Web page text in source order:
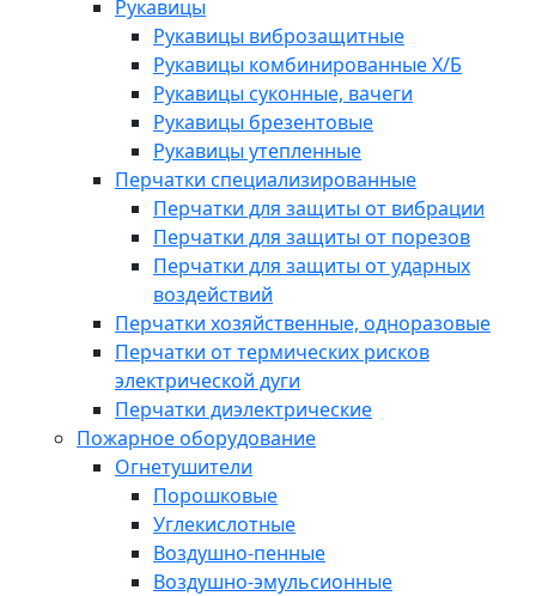
Рукавицы
Рукавицы виброзащитные
Рукавицы комбинированные Х/Б
Рукавицы суконные, вачеги
Рукавицы брезентовые
Рукавицы утепленные
Перчатки специализированные
Перчатки для защиты от вибрации
Перчатки для защиты от порезов
Перчатки для защиты от ударных
воздействий
Перчатки хозяйственные, одноразовые
Перчатки от термических рисков
электрической дуги
Перчатки диэлектрические
Пожарное оборудование
Огнетушители
Порошковые
Углекислотные
Воздушно-пенные
Воздушно-эмульсионные